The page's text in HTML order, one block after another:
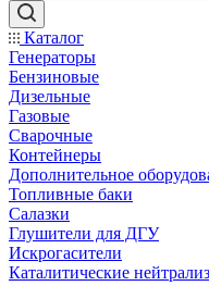
Каталог
Генераторы
Бензиновые
Дизельные
Газовые
Сварочные
Контейнеры
Дополнительное
Топливные баки
Салазки
Глушители для ДГУ
Искрогасители
Каталитические